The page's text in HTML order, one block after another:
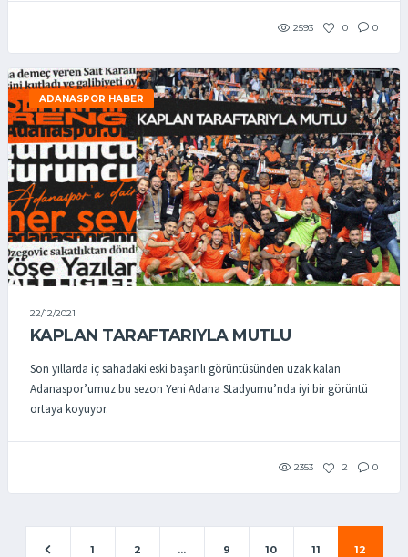
2593 0 0
ADANASPOR HABER
22/12/2021
KAPLAN TARAFTARIYLA MUTLU
Son yıllarda iç sahadaki eski başarılı görüntüsünden uzak kalan
Adanaspor’umuz bu sezon Yeni Adana Stadyumu’nda iyi bir görüntü
ortaya koyuyor.
2353 2 0
1 2 ... 9 10 11 12